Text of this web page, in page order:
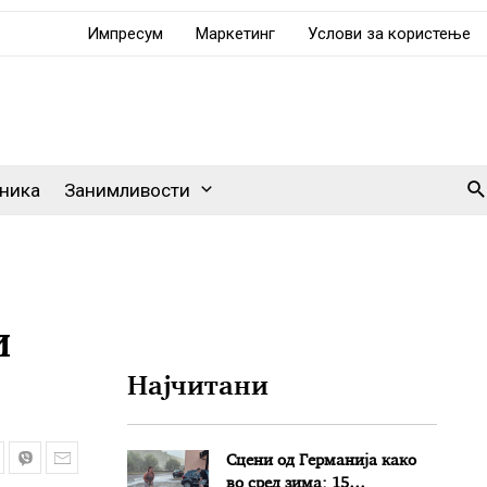
Импресум Маркетинг Услови за користење
Занимливости
Најчитани
Сцени од Германија како
во сред зима: 15